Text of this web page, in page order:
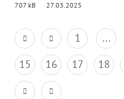
707 kB
27.03.2025
1 ...
15
16 17 18